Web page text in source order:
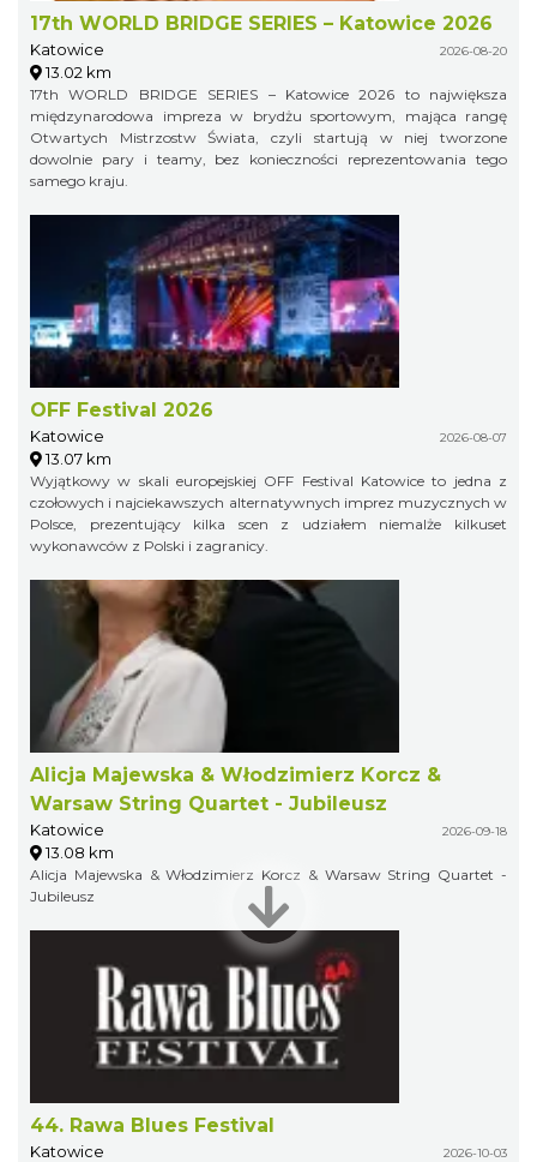
17th WORLD BRIDGE SERIES – Katowice 2026
Katowice 2026-08-20
13.02 km
17th WORLD BRIDGE SERIES – Katowice 2026 to największa
międzynarodowa impreza w brydżu sportowym, mająca rangę
Otwartych Mistrzostw Świata, czyli startują w niej tworzone
dowolnie pary i teamy, bez konieczności reprezentowania tego
samego kraju.
OFF Festival 2026
Katowice 2026-08-07
13.07 km
Wyjątkowy w skali europejskiej OFF Festival Katowice to jedna z
czołowych i najciekawszych alternatywnych imprez muzycznych w
Polsce, prezentujący kilka scen z udziałem niemalże kilkuset
wykonawców z Polski i zagranicy.
Alicja Majewska & Włodzimierz Korcz &
Warsaw String Quartet - Jubileusz
Katowice 2026-09-18
13.08 km
Alicja Majewska & Włodzimierz Korcz & Warsaw String Quartet -
Jubileusz
44. Rawa Blues Festival
Katowice 2026-10-03